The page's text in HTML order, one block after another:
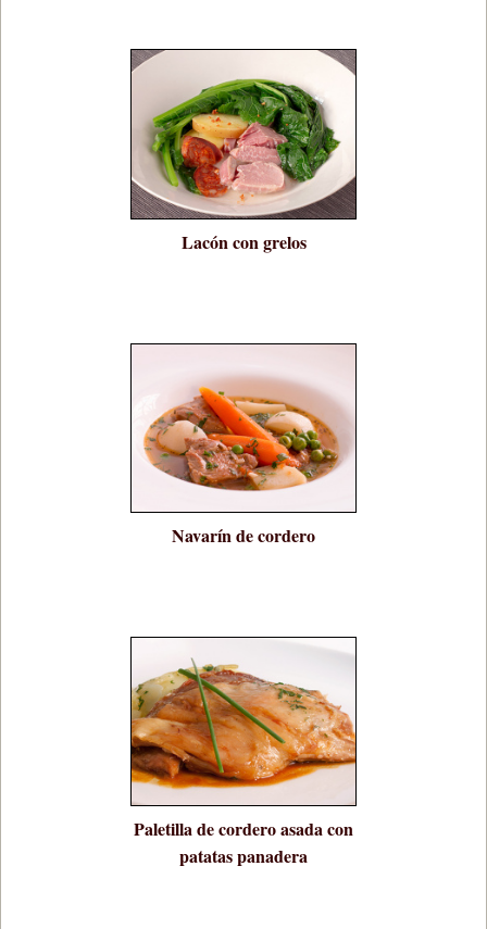
Lacón con grelos
Navarín de cordero
Paletilla de cordero asada con
patatas panadera